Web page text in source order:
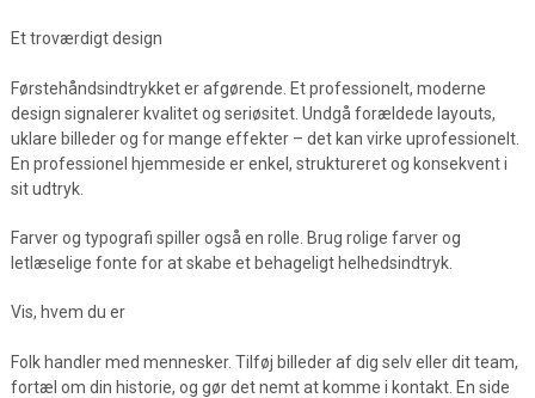
Et troværdigt design
Førstehåndsindtrykket er afgørende. Et professionelt, moderne
design signalerer kvalitet og seriøsitet. Undgå forældede layouts,
uklare billeder og for mange effekter – det kan virke uprofessionelt.
En professionel hjemmeside er enkel, struktureret og konsekvent i
sit udtryk.
Farver og typografi spiller også en rolle. Brug rolige farver og
letlæselige fonte for at skabe et behageligt helhedsindtryk.
Vis, hvem du er
Folk handler med mennesker. Tilføj billeder af dig selv eller dit team,
fortæl om din historie, og gør det nemt at komme i kontakt. En side